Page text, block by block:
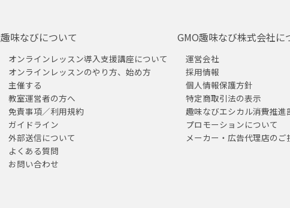
趣味なびについて
オンラインレッスン導入支援講座について
オンラインレッスンのやり方、始め方
主催する
教室運営者の方へ
免責事項／利用規約
ガイドライン
外部送信について
よくある質問
お問い合わせ
GMO趣味なび株式会社に
運営会社
採用情報
個人情報保護方針
特定商取引法の表示
趣味なびエシカル消費推進
プロモーションについて
メーカー・広告代理店のご